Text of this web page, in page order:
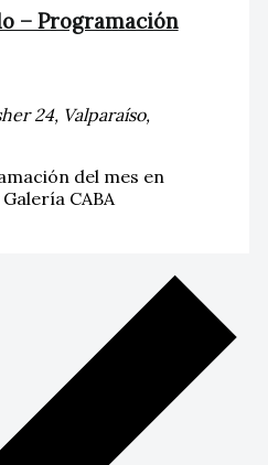
– Programación
24, Valparaíso,
del mes en
CABA